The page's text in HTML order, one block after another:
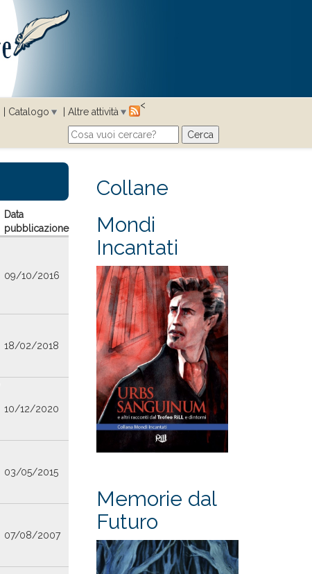
Catalogo Altre attività
<
Search form
Cerca
Data
pubblicazione
09/10/2016
18/02/2018
10/12/2020
03/05/2015
07/08/2007
Collane
Mondi
Incantati
Memorie dal
Futuro